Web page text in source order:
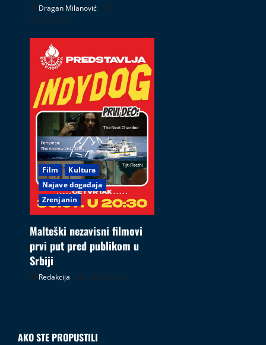
Dragan Milanović
28.07.2026
Film
Kultura
Najave događaja
Zrenjanin
Malteški nezavisni filmovi
prvi put pred publikom u
Srbiji
Redakcija 26.07.2026
AKO STE PROPUSTILI